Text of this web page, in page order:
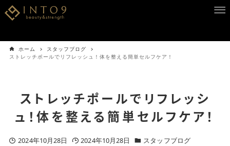
ホーム
スタッフブログ
ストレッチポールでリフレッシュ！体を整える簡単セルフケア！
ストレッチポールでリフレッシ
ュ！体を整える簡単セルフケア！
2024年10月28日 2024年10月28日 スタッフブログ